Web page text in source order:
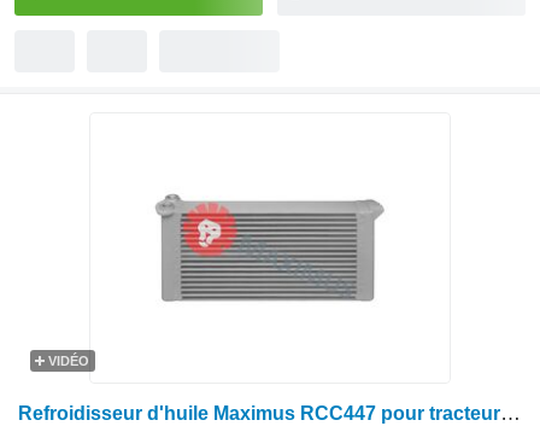
VIDÉO
Refroidisseur d'huile Maximus RCC447 pour tracteur à roues Fendt 819 VARIO SCR, 822 VARIO SCR, 824 VARIO SCR, 826 VARIO SCR, 828 VARIO SCR, KATANA 65 S4, KATANA 65